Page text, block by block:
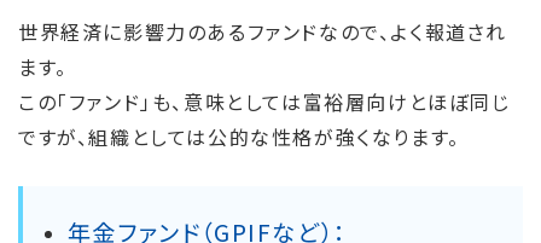
世界経済に影響力のあるファンドなので、よく報道され
ます。
この「ファンド」も、意味としては富裕層向けとほぼ同じ
ですが、組織としては公的な性格が強くなります。
年金ファンド（GPIFなど）：